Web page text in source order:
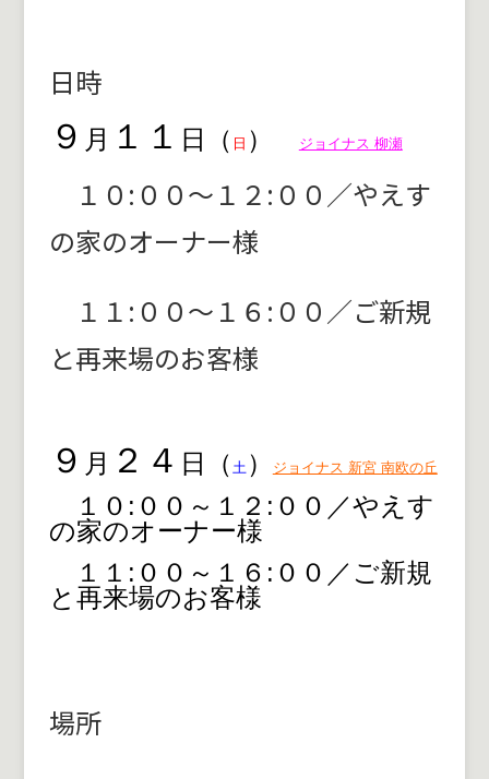
日時
９ 月 １１ 日（ 日 ） ジョイナス 柳瀬
１０:００～１２:００／やえす
の家のオーナー様
１１:００～１６:００／ご新規
と再来場のお客様
９ 月 ２４ 日（ 土 ） ジョイナス 新宮 南欧の丘
１０:００～１２:００／やえす
の家のオーナー様
１１:００～１６:００／ご新規
と再来場のお客様
場所